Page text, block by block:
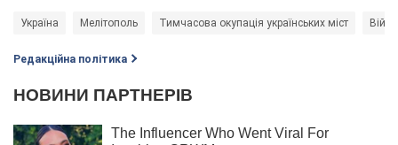
Україна Мелітополь Тимчасова окупація українських міст
Редакційна політика